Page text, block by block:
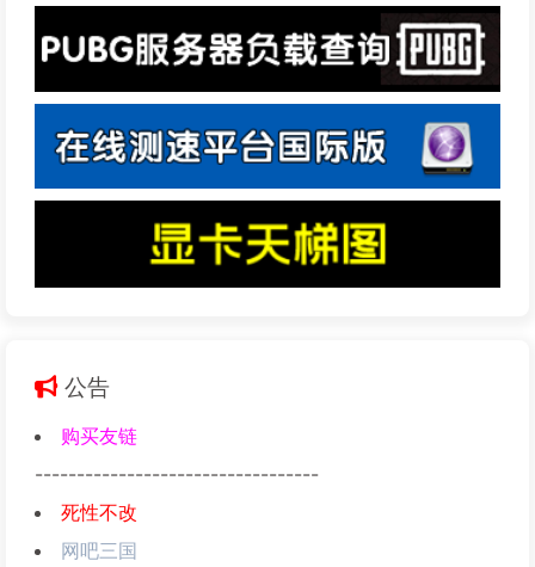
公告
购买友链
----------------------------------
死性不改
网吧三国